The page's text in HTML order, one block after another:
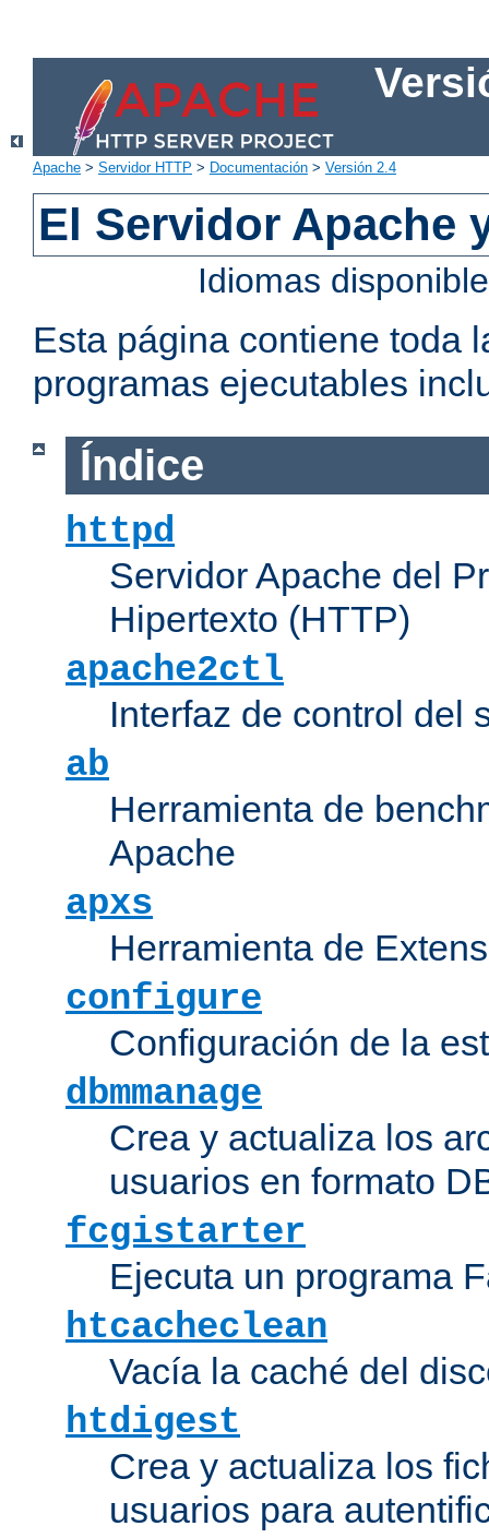
Apache > Servidor HTTP > Documentación > Versión 2.4
El Servidor Apache
Idiomas
Esta página contiene toda
programas ejecutables
Índice
httpd
Servidor Apache del
Hipertexto (HTTP)
apache2ctl
Interfaz de control del
ab
Herramienta de
Apache
apxs
Herramienta de
configure
Configuración de la
dbmmanage
Crea y actualiza los
usuarios en formato
fcgistarter
Ejecuta un programa
htcacheclean
Vacía la caché del
htdigest
Crea y actualiza los
usuarios para